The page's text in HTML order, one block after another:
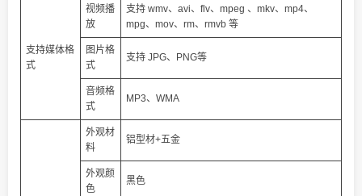
支持媒体格
式
视频播
放
支持 wmv、avi、flv、mpeg 、mkv、mp4、
mpg、mov、rm、rmvb 等
图片格
式
支持 JPG、PNG等
音频格
式
MP3、WMA
外观材
料
铝型材+五金
外观颜
色
黑色